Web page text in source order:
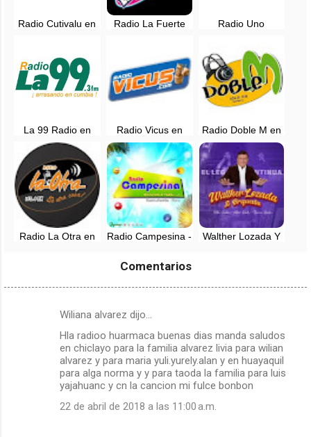
Radio Cutivalu en
Radio La Fuerte
Radio Uno
La 99 Radio en
vivo - Piura
Radio Vicus en
vivo - Chulucanas -
Piura, Perú
Radio Doble M en
vivo - 101.5 FM -
Piura, Perú
Radio La Otra en
Radio Campesina -
Walther Lozada Y
Comentarios
Wiliana alvarez dijo…
Hla radioo huarmaca buenas dias manda saludos
en chiclayo para la familia alvarez livia para wilian
alvarez y para maria yuli.yurely.alan y en huayaquil
para alga norma y y para taoda la familia para luis
yajahuanc y cn la cancion mi fulce bonbon
22 de abril de 2018 a las 11:00 a.m.